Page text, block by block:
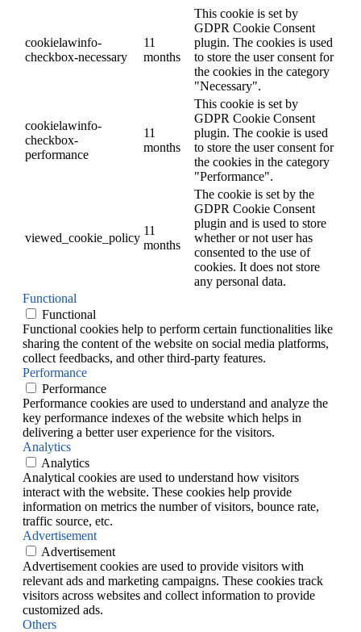
cookielawinfo-
checkbox-necessary
11
months
This cookie is set by
GDPR Cookie Consent
plugin. The cookies is used
to store the user consent for
the cookies in the category
"Necessary".
cookielawinfo-
checkbox-
performance
11
months
This cookie is set by
GDPR Cookie Consent
plugin. The cookie is used
to store the user consent for
the cookies in the category
"Performance".
viewed_cookie_policy
11
months
The cookie is set by the
GDPR Cookie Consent
plugin and is used to store
whether or not user has
consented to the use of
cookies. It does not store
any personal data.
Functional
Functional
Functional cookies help to perform certain functionalities like
sharing the content of the website on social media platforms,
collect feedbacks, and other third-party features.
Performance
Performance
Performance cookies are used to understand and analyze the
key performance indexes of the website which helps in
delivering a better user experience for the visitors.
Analytics
Analytics
Analytical cookies are used to understand how visitors
interact with the website. These cookies help provide
information on metrics the number of visitors, bounce rate,
traffic source, etc.
Advertisement
Advertisement
Advertisement cookies are used to provide visitors with
relevant ads and marketing campaigns. These cookies track
visitors across websites and collect information to provide
customized ads.
Others